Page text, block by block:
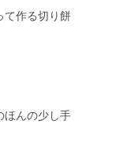
て作る切り餅
ほんの少し手